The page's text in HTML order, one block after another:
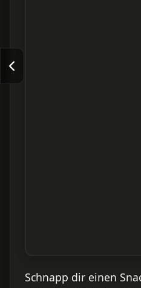
Schnapp dir einen